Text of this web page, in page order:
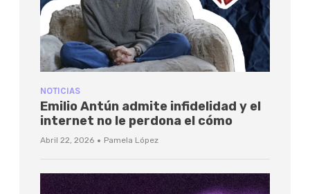
NOTICIAS
Emilio Antún admite infidelidad y el
internet no le perdona el cómo
Abril 22, 2026 · Pamela López